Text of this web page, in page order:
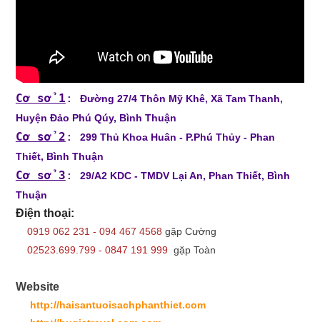
Cơ sở 1 :
Đường 27/4 Thôn Mỹ Khê, Xã Tam Thanh,
Huyện Đảo Phú Qúy, Bình Thuận
Cơ sở 2 :
299 Thủ Khoa Huân - P.Phú Thủy - Phan
Thiết, Bình Thuận
Cơ sở 3 :
29/A2 KDC - TMDV Lại An, Phan Thiết, Bình
Thuận
Điện thoại:
0919 062 231 - 094 467 4568 gặp Cường
02523.699.799 - 0847 191 999gặp Toàn
Website
http://haisantuoisachphanthiet.com